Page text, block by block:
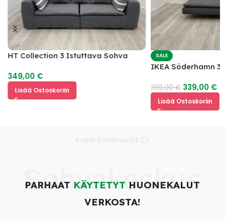
HT Collection 3 Istuttava Sohva
349,00 €
Lisää Ostoskoriin
SALE
IKEA Söderhamn
399,00€ 339,00 €
Lisää Ostoskoriin
Sohvakeskus
PARHAAT KÄYTETYT HUONEKALUT
VERKOSTA!